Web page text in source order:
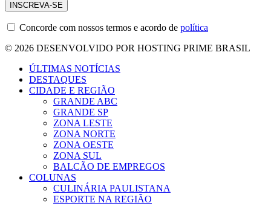
Concorde com nossos termos e acordo de política
© 2026 DESENVOLVIDO POR HOSTING PRIME BRASIL
ÚLTIMAS NOTÍCIAS
DESTAQUES
CIDADE E REGIÃO
GRANDE ABC
GRANDE SP
ZONA LESTE
ZONA NORTE
ZONA OESTE
ZONA SUL
BALCÃO DE EMPREGOS
COLUNAS
CULINÁRIA PAULISTANA
ESPORTE NA REGIÃO